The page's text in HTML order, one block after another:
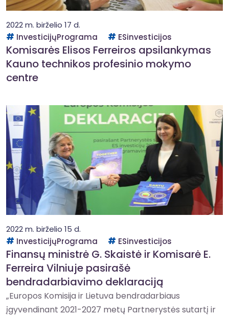
2022 m. birželio 17 d.
InvesticijųPrograma
ESinvesticijos
Komisarės Elisos Ferreiros apsilankymas
Kauno technikos profesinio mokymo
centre
2022 m. birželio 15 d.
InvesticijųPrograma
ESinvesticijos
Finansų ministrė G. Skaistė ir Komisarė E.
Ferreira Vilniuje pasirašė
bendradarbiavimo deklaraciją
„Europos Komisija ir Lietuva bendradarbiaus
įgyvendinant 2021-2027 metų Partnerystės sutartį ir